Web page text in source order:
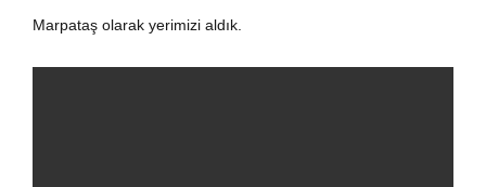
Marpataş olarak yerimizi aldık.